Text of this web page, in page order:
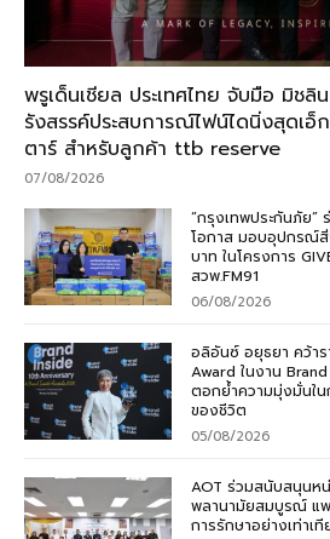
พรูเด็นเชียล ประเทศไทย จับมือ มิชลิ
รังสรรค์ประสบการณ์ไฟน์ไดนิ่งสุดเอ็
ตาร์ สำหรับลูกค้า ttb reserve
07/08/2026
“กรุงเทพประกันภัย”
โอกาส มอบอุปกรณ์
บาท ในโครงการ
สวพ.FM91
06/08/2026
อลิอันซ์ อยุธยา คว้า
Award ในงาน
ตอกย้ำความมุ่งมั่นใน
ของชีวิต
05/08/2026
AOT ร่วมสนับสนุนห
พลานามัยสมบูรณ์ แพ
การรักษาอย่างเท่าเที